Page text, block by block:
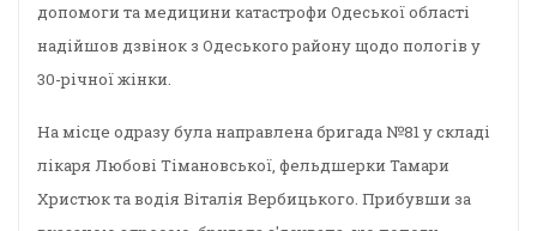
допомоги та медицини катастрофи Одеської області
надійшов дзвінок з Одеського району щодо пологів у
30-річної жінки.
На місце одразу була направлена бригада №81 у складі
лікаря Любові Тімановської, фельдшерки Тамари
Христюк та водія Віталія Вербицького. Прибувши за